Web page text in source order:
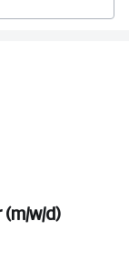
w/d)